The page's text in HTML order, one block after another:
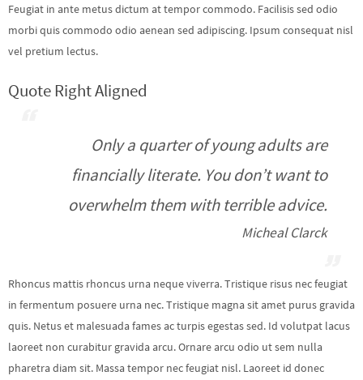
Feugiat in ante metus dictum at tempor commodo. Facilisis sed odio
morbi quis commodo odio aenean sed adipiscing. Ipsum consequat nisl
vel pretium lectus.
Quote Right Aligned
Only a quarter of young adults are
financially literate. You don’t want to
overwhelm them with terrible advice.
Micheal Clarck
Rhoncus mattis rhoncus urna neque viverra. Tristique risus nec feugiat
in fermentum posuere urna nec. Tristique magna sit amet purus gravida
quis. Netus et malesuada fames ac turpis egestas sed. Id volutpat lacus
laoreet non curabitur gravida arcu. Ornare arcu odio ut sem nulla
pharetra diam sit. Massa tempor nec feugiat nisl. Laoreet id donec